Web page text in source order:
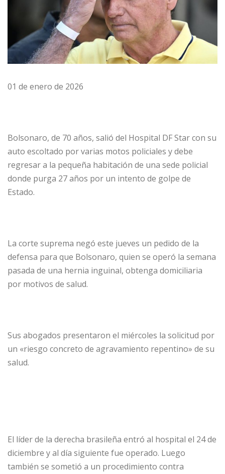
01 de enero de 2026
Bolsonaro, de 70 años, salió del Hospital DF Star con su
auto escoltado por varias motos policiales y debe
regresar a la pequeña habitación de una sede policial
donde purga 27 años por un intento de golpe de
Estado.
La corte suprema negó este jueves un pedido de la
defensa para que Bolsonaro, quien se operó la semana
pasada de una hernia inguinal, obtenga domiciliaria
por motivos de salud.
Sus abogados presentaron el miércoles la solicitud por
un «riesgo concreto de agravamiento repentino» de su
salud.
El líder de la derecha brasileña entró al hospital el 24 de
diciembre y al día siguiente fue operado. Luego
también se sometió a un procedimiento contra